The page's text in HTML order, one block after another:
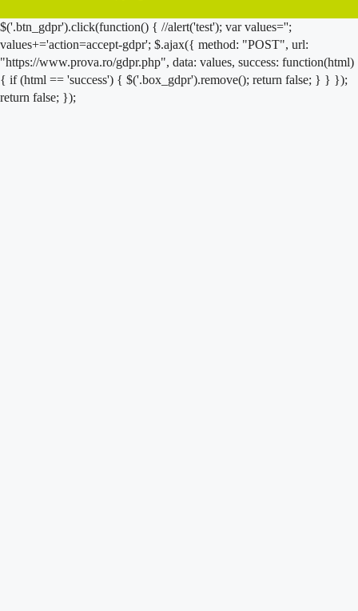
$('.btn_gdpr').click(function() { //alert('test'); var values='';
values+='action=accept-gdpr'; $.ajax({ method: "POST", url:
"https://www.prova.ro/gdpr.php", data: values, success: function(html)
{ if (html == 'success') { $('.box_gdpr').remove(); return false; } } });
return false; });